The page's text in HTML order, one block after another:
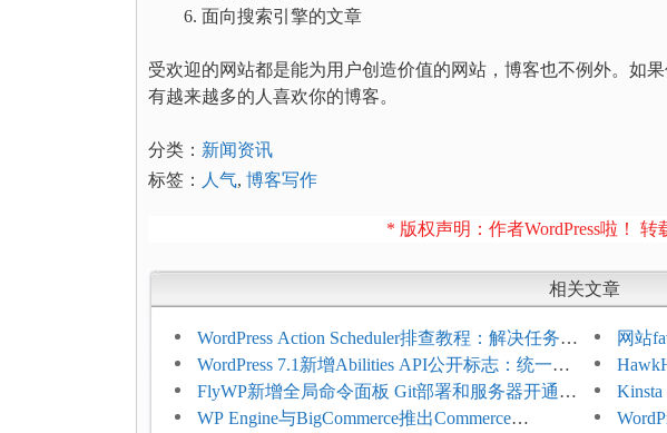
面向搜索引擎的文章
受欢迎的网站都是能为用户创造价值的网站，博客也不例外。如
有越来越多的人喜欢你的博客。
分类： 新闻资讯
标签： 人气, 博客写作
* 版权声明：作者WordPress啦！ 转
相关文章
WordPress Action Scheduler排查教程：解决任务积
压和订单延迟
网站
加方
WordPress 7.1新增Abilities API公开标志：统一支
持REST API、MCP与AI代理
FlyWP新增全局命令面板 Git部署和服务器开通更
方便
WP Engine与BigCommerce推出Commerce